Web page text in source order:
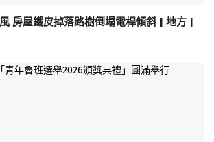
房屋鐵皮掉落路樹倒塌電桿傾斜 | 地方 |